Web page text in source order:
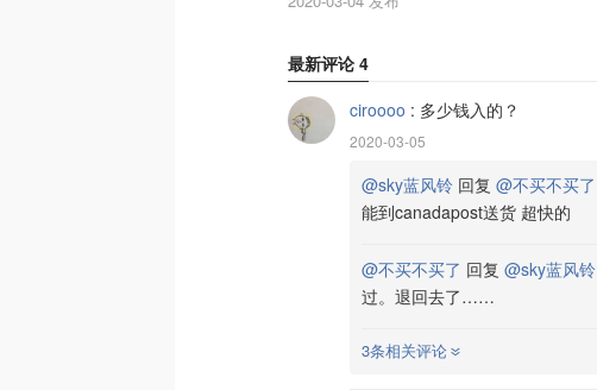
最新评论 4
ciroooo : 多少钱入的？
2020-03-05
@sky蓝风铃 回复 @不买不买了
能到canadapost送货 超快的
@不买不买了 回复 @sky蓝风铃
过。退回去了……
3条相关评论